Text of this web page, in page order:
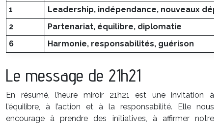
1
Leadership, indépendance, nouveaux
2
Partenariat, équilibre, diplomatie
6
Harmonie, responsabilités, guérison
Le message de 21h21
En résumé, l’heure miroir 21h21 est une invitation à
l’équilibre, à l’action et à la responsabilité. Elle nous
encourage à prendre des initiatives, à affirmer notre